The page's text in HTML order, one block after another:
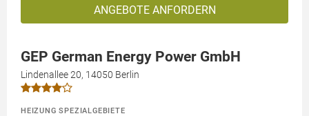
ANGEBOTE ANFORDERN
GEP German Energy Power GmbH
Lindenallee 20, 14050 Berlin
HEIZUNG SPEZIALGEBIETE